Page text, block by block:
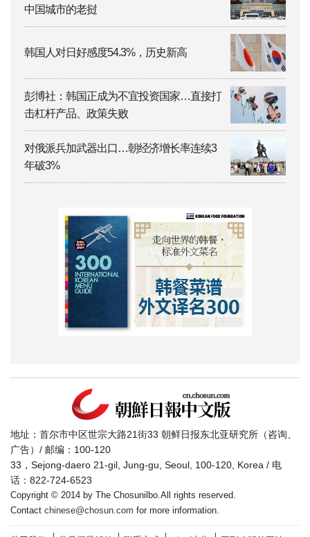
中国城市的老挝
韩国人对日好感度54.3%，历史新高
彭博社：韩国正成为不宜投资国家…直接打
击杠杆产品、政策失败
对俄派兵加武器出口…朝经济增长率连续3
年破3%
地址：首尔市中区世宗大路21街33 朝鲜日报东北亚研究所（咨询、
广告）/ 邮编：100-120
33，Sejong-daero 21-gil, Jung-gu, Seoul, 100-120, Korea / 电
话：822-724-6523
Copyright © 2014 by The Chosunilbo.All rights reserved.
Contact chinese@chosun.com for more information.